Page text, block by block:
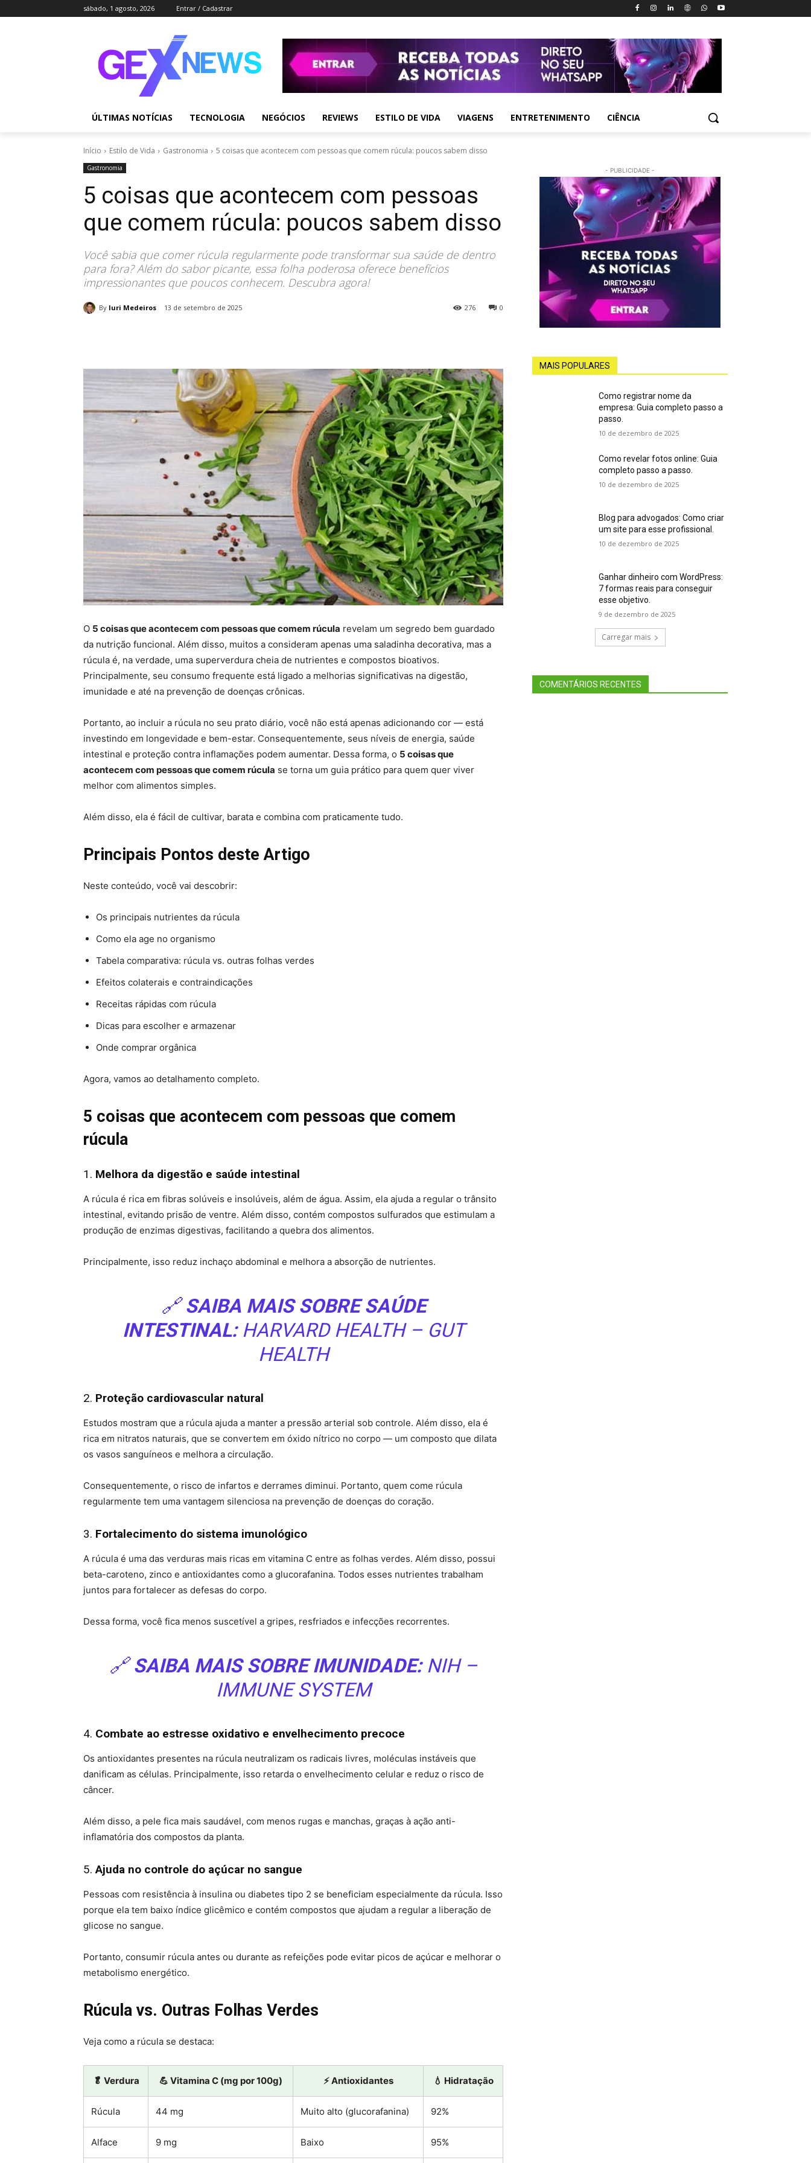
sábado, 1 agosto, 2026 Entrar / Cadastrar
ÚLTIMAS NOTÍCIAS TECNOLOGIA NEGÓCIOS REVIEWS ESTILO DE VIDA VIAGENS ENTRETENIMENTO CIÊNCIA
Início Estilo de Vida Gastronomia 5 coisas que acontecem com pessoas que comem rúcula: poucos sabem disso
Gastronomia
5 coisas que acontecem com pessoas
que comem rúcula: poucos sabem disso
Você sabia que comer rúcula regularmente pode transformar sua saúde de dentro
para fora? Além do sabor picante, essa folha poderosa oferece benefícios
impressionantes que poucos conhecem. Descubra agora!
By Iuri Medeiros 13 de setembro de 2025 0
276
O 5 coisas que acontecem com pessoas que comem rúcula revelam um segredo bem guardado
da nutrição funcional. Além disso, muitos a consideram apenas uma saladinha decorativa, mas a
rúcula é, na verdade, uma superverdura cheia de nutrientes e compostos bioativos.
Principalmente, seu consumo frequente está ligado a melhorias significativas na digestão,
imunidade e até na prevenção de doenças crônicas.
Portanto, ao incluir a rúcula no seu prato diário, você não está apenas adicionando cor — está
investindo em longevidade e bem-estar. Consequentemente, seus níveis de energia, saúde
intestinal e proteção contra inflamações podem aumentar. Dessa forma, o 5 coisas que
acontecem com pessoas que comem rúcula se torna um guia prático para quem quer viver
melhor com alimentos simples.
Além disso, ela é fácil de cultivar, barata e combina com praticamente tudo.
Principais Pontos deste Artigo
Neste conteúdo, você vai descobrir:
Os principais nutrientes da rúcula
Como ela age no organismo
Tabela comparativa: rúcula vs. outras folhas verdes
Efeitos colaterais e contraindicações
Receitas rápidas com rúcula
Dicas para escolher e armazenar
Onde comprar orgânica
Agora, vamos ao detalhamento completo.
5 coisas que acontecem com pessoas que comem
rúcula
1. Melhora da digestão e saúde intestinal
A rúcula é rica em fibras solúveis e insolúveis, além de água. Assim, ela ajuda a regular o trânsito
intestinal, evitando prisão de ventre. Além disso, contém compostos sulfurados que estimulam a
produção de enzimas digestivas, facilitando a quebra dos alimentos.
Principalmente, isso reduz inchaço abdominal e melhora a absorção de nutrientes.
🔗SAIBA MAIS SOBRE SAÚDE
INTESTINAL: HARVARD HEALTH – GUT
HEALTH
2. Proteção cardiovascular natural
Estudos mostram que a rúcula ajuda a manter a pressão arterial sob controle. Além disso, ela é
rica em nitratos naturais, que se convertem em óxido nítrico no corpo — um composto que dilata
os vasos sanguíneos e melhora a circulação.
Consequentemente, o risco de infartos e derrames diminui. Portanto, quem come rúcula
regularmente tem uma vantagem silenciosa na prevenção de doenças do coração.
3. Fortalecimento do sistema imunológico
A rúcula é uma das verduras mais ricas em vitamina C entre as folhas verdes. Além disso, possui
beta-caroteno, zinco e antioxidantes como a glucorafanina. Todos esses nutrientes trabalham
juntos para fortalecer as defesas do corpo.
Dessa forma, você fica menos suscetível a gripes, resfriados e infecções recorrentes.
🔗SAIBA MAIS SOBRE IMUNIDADE: NIH –
IMMUNE SYSTEM
4. Combate ao estresse oxidativo e envelhecimento precoce
Os antioxidantes presentes na rúcula neutralizam os radicais livres, moléculas instáveis que
danificam as células. Principalmente, isso retarda o envelhecimento celular e reduz o risco de
câncer.
Além disso, a pele fica mais saudável, com menos rugas e manchas, graças à ação anti-
inflamatória dos compostos da planta.
5.Ajuda no controle do açúcar no sangue
Pessoas com resistência à insulina ou diabetes tipo 2 se beneficiam especialmente da rúcula. Isso
porque ela tem baixo índice glicêmico e contém compostos que ajudam a regular a liberação de
glicose no sangue.
Portanto, consumir rúcula antes ou durante as refeições pode evitar picos de açúcar e melhorar o
metabolismo energético.
Rúcula vs. Outras Folhas Verdes
Veja como a rúcula se destaca:
🥬 Verdura 💪 Vitamina C (mg por 100g) ⚡ Antioxidantes 💧 Hidratação
Rúcula 44 mg Muito alto (glucorafanina) 92%
Alface 9 mg Baixo 95%
- PUBLICIDADE -
MAIS POPULARES
Como registrar nome da
empresa: Guia completo passo a
passo.
10 de dezembro de 2025
Como revelar fotos online: Guia
completo passo a passo.
10 de dezembro de 2025
Blog para advogados: Como criar
um site para esse profissional.
10 de dezembro de 2025
Ganhar dinheiro com WordPress:
7 formas reais para conseguir
esse objetivo.
9 de dezembro de 2025
Carregar mais
COMENTÁRIOS RECENTES